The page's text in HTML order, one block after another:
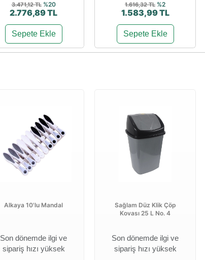
3.471,12 TL %20
2.776,89 TL
Sepete Ekle
1.616,32 TL %2
1.583,99 TL
Sepete Ekle
Alkaya 10'lu Mandal
Son dönemde ilgi ve
sipariş hızı yüksek
Sağlam Düz Klik Çöp
Kovası 25 L No. 4
Son dönemde ilgi ve
sipariş hızı yüksek